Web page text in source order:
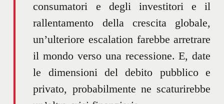
consumatori e degli investitori e il
rallentamento della crescita globale,
un’ulteriore escalation farebbe arretrare
il mondo verso una recessione. E, date
le dimensioni del debito pubblico e
privato, probabilmente ne scaturirebbe